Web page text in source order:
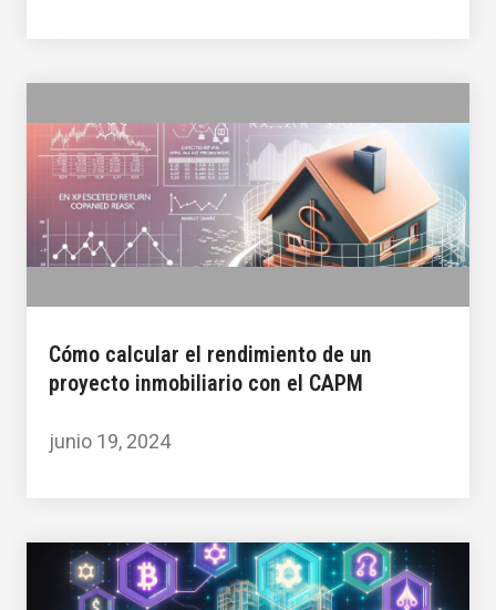
Cómo calcular el rendimiento de un
proyecto inmobiliario con el CAPM
junio 19, 2024